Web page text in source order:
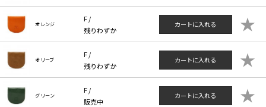
オレンジ
F /
残りわずか
カートに入れる ★
オリーブ
F /
残りわずか
カートに入れる ★
グリーン
F /
販売中
カートに入れる ★